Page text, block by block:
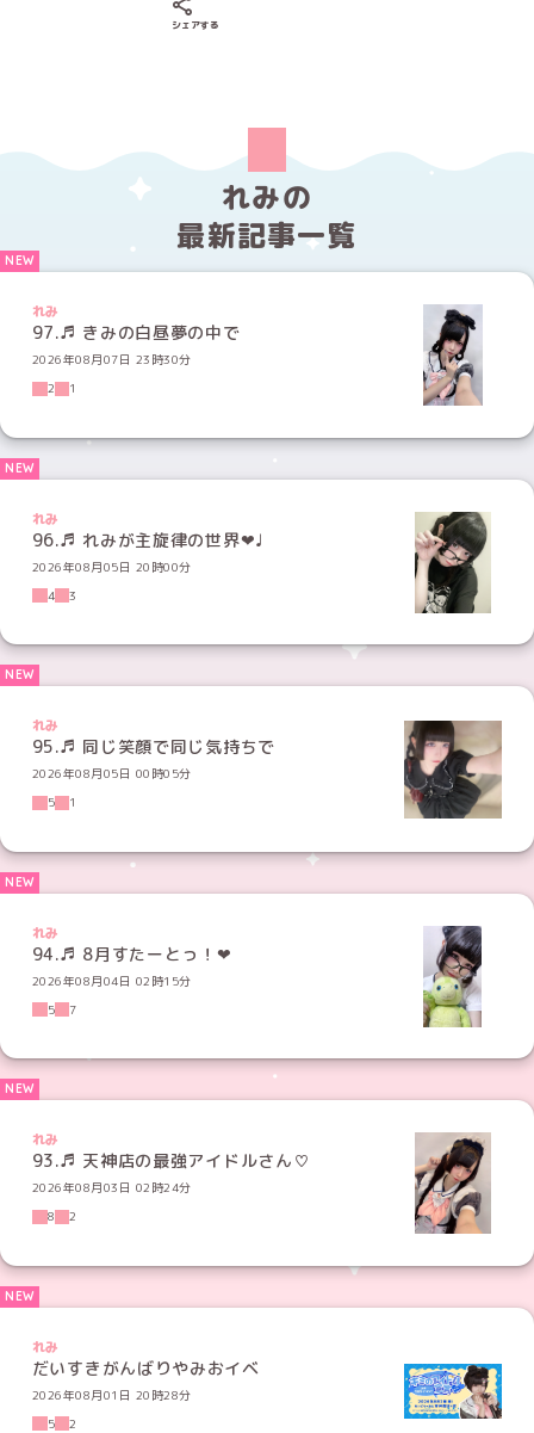
シェアする
れみの
最新記事一覧
れみ
97.♬ きみの白昼夢の中で
2026年08月07日 23時30分
2
1
れみ
96.♬ れみが主旋律の世界‪‪❤︎‬♩
2026年08月05日 20時00分
4
3
れみ
95.♬ 同じ笑顔で同じ気持ちで
2026年08月05日 00時05分
5
1
れみ
2026年08月04日 02時15分
5
7
れみ
93.♬ 天神店の最強アイドルさん♡
2026年08月03日 02時24分
8
2
れみ
だいすきがんばりやみおイベ
2026年08月01日 20時28分
5
2